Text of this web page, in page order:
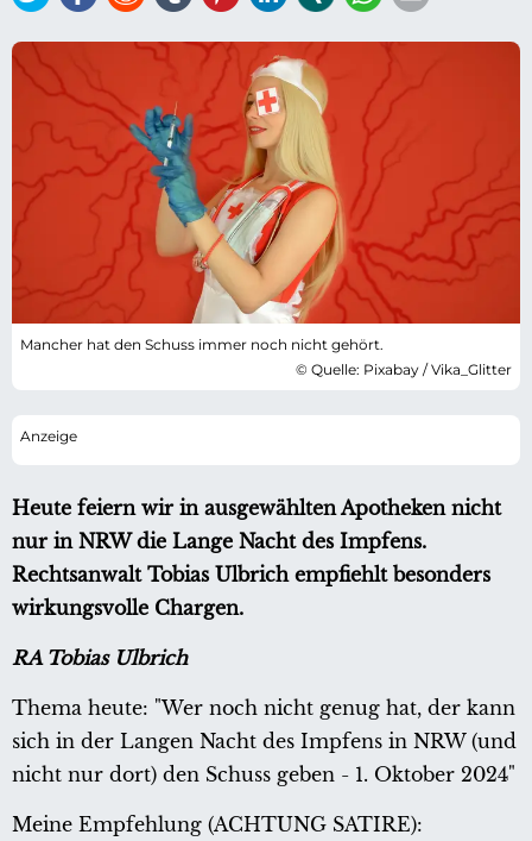
Mancher hat den Schuss immer noch nicht gehört.
© Quelle: Pixabay / Vika_Glitter
Heute feiern wir in ausgewählten Apotheken nicht
nur in NRW die Lange Nacht des Impfens.
Rechtsanwalt Tobias Ulbrich empfiehlt besonders
wirkungsvolle Chargen.
RA Tobias Ulbrich
Thema heute: "Wer noch nicht genug hat, der kann
sich in der Langen Nacht des Impfens in NRW (und
nicht nur dort) den Schuss geben - 1. Oktober 2024"
Meine Empfehlung (ACHTUNG SATIRE):